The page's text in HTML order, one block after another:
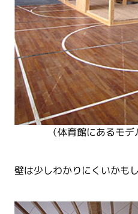
（体育館にあるモ
壁は少しわかりにくいかも